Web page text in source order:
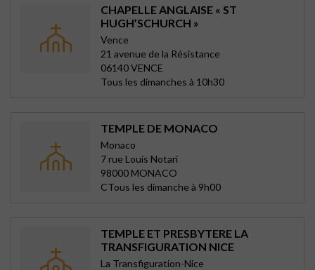
CHAPELLE ANGLAISE « ST
HUGH’SCHURCH »
Vence
21 avenue de la Résistance
06140 VENCE
Tous les dimanches à 10h30
TEMPLE DE MONACO
Monaco
7 rue Louis Notari
98000 MONACO
CTous les dimanche à 9h00
TEMPLE ET PRESBYTERE LA
TRANSFIGURATION NICE
La Transfiguration-Nice